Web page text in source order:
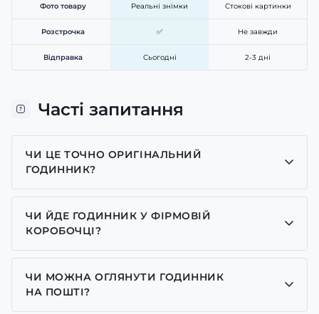
Фото товару Реальні знімки Стокові картинки
Розстрочка ✅ Не завжди
Відправка Сьогодні 2-3 дні
Часті запитання
ЧИ ЦЕ ТОЧНО ОРИГІНАЛЬНИЙ
ГОДИННИК?
Так, усі годинники у нас лише оригінальні, ми є
представником багатьох брендів.
ЧИ ЙДЕ ГОДИННИК У ФІРМОВІЙ
КОРОБОЧЦІ?
Для годинників бренду Casio, Pagani Design,
GUARDO та GOODYEAR додаємо фірмові
коробочки із брендовим надписом. Для бренду
ЧИ МОЖНА ОГЛЯНУТИ ГОДИННИК
НА ПОШТІ?